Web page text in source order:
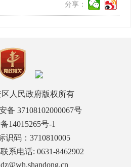
分享：
人民政府版权所有
备 37108102000067号
14015265号-1
识码：3710810005
系电话: 0631-8462902